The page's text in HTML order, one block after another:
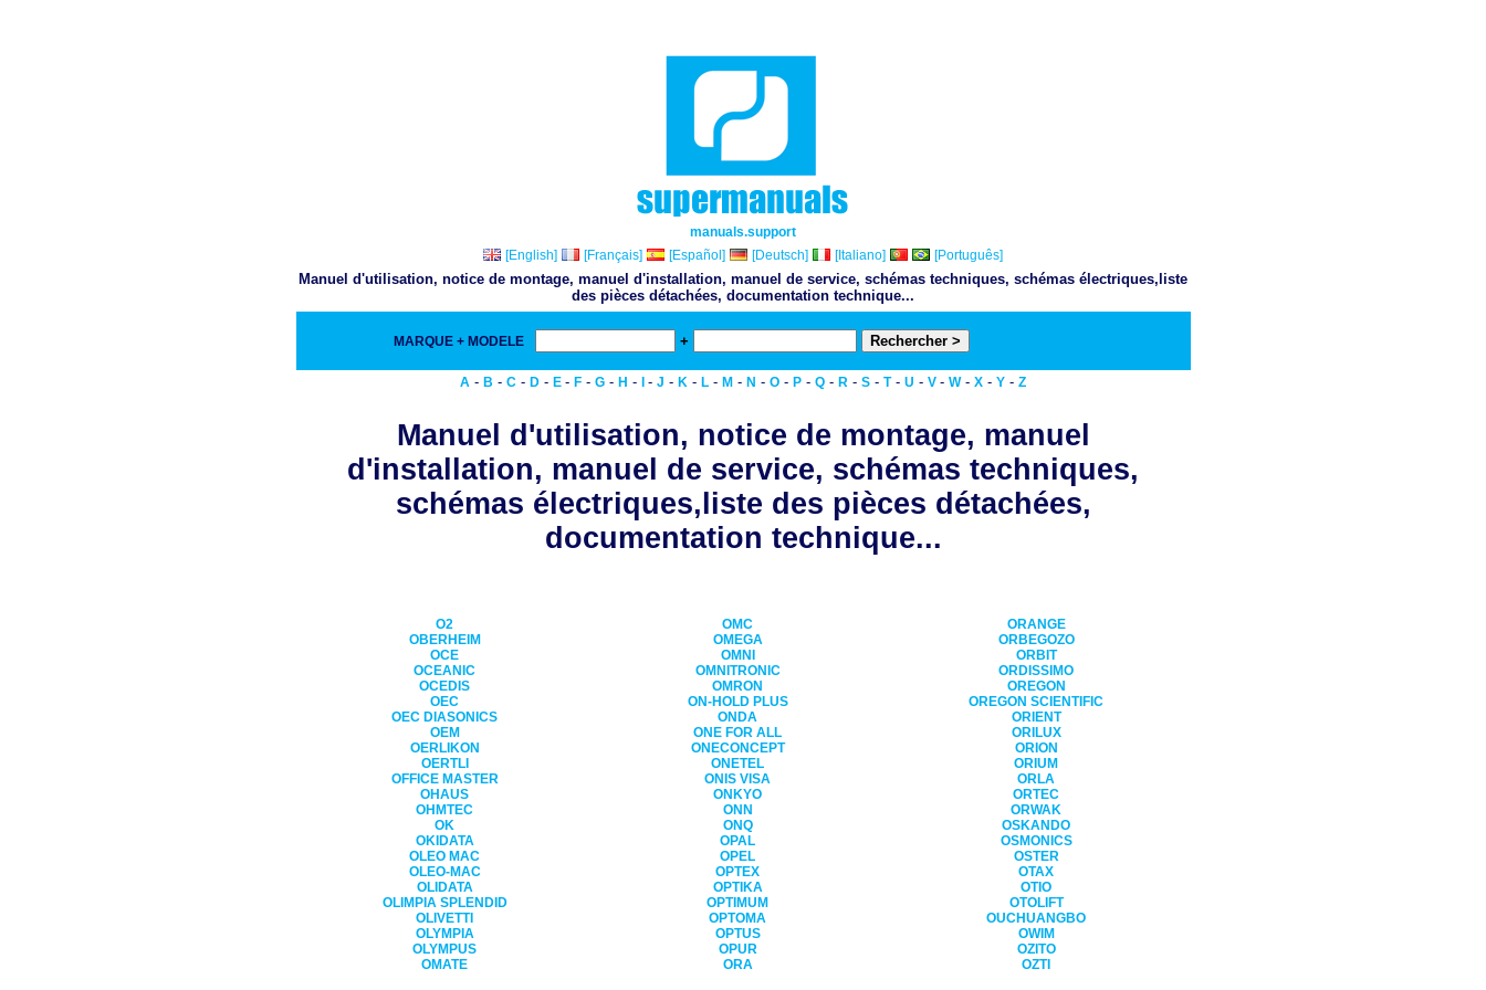
manuals.support
[English]
[Français] [Español] [Deutsch] [Italiano] [Português]
Manuel d'utilisation, notice de montage, manuel d'installation, manuel de service, schémas techniques, schémas électriques,liste
des pièces détachées, documentation technique...
MARQUE + MODELE +
A - B - C - D - E - F - G - H - - J - K - L - M - N - O - P - Q - R - S - T- U - V - W- X - Y - Z
Manuel d'utilisation, notice de montage, manuel
d'installation, manuel de service, schémas techniques,
schémas électriques,liste des pièces détachées,
documentation technique...
O2
OBERHEIM
OCE
OCEANIC
OCEDIS
OEC
OEC DIASONICS
OEM
OERLIKON
OERTLI
OFFICE MASTER
OHAUS
OHMTEC
OK
OKIDATA
OLEO MAC
OLEO-MAC
OLIDATA
OLIMPIA SPLENDID
OLIVETTI
OLYMPIA
OLYMPUS
OMATE
OMC
OMEGA
OMNI
OMNITRONIC
OMRON
ON-HOLD PLUS
ONDA
ONE FOR ALL
ONECONCEPT
ONETEL
ONIS VISA
ONKYO
ONN
ONQ
OPAL
OPEL
OPTEX
OPTIKA
OPTIMUM
OPTOMA
OPTUS
OPUR
ORA
ORANGE
ORBEGOZO
ORBIT
ORDISSIMO
OREGON
OREGON SCIENTIFIC
ORIENT
ORILUX
ORION
ORIUM
ORLA
ORTEC
ORWAK
OSKANDO
OSMONICS
OSTER
OTAX
OTIO
OTOLIFT
OUCHUANGBO
OWIM
OZITO
OZTI